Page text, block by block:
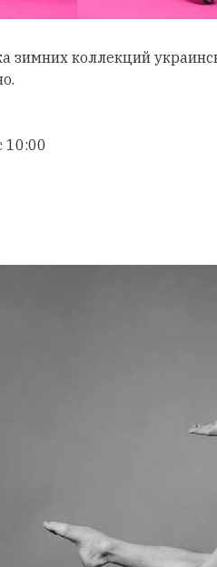
зимних коллекций
10:00